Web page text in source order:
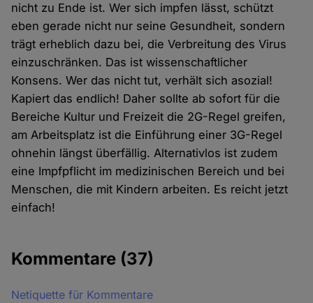
nicht zu Ende ist. Wer sich impfen lässt, schützt
eben gerade nicht nur seine Gesundheit, sondern
trägt erheblich dazu bei, die Verbreitung des Virus
einzuschränken. Das ist wissenschaftlicher
Konsens. Wer das nicht tut, verhält sich asozial!
Kapiert das endlich! Daher sollte ab sofort für die
Bereiche Kultur und Freizeit die 2G-Regel greifen,
am Arbeitsplatz ist die Einführung einer 3G-Regel
ohnehin längst überfällig. Alternativlos ist zudem
eine Impfpflicht im medizinischen Bereich und bei
Menschen, die mit Kindern arbeiten. Es reicht jetzt
einfach!
Kommentare (37)
Netiquette für Kommentare